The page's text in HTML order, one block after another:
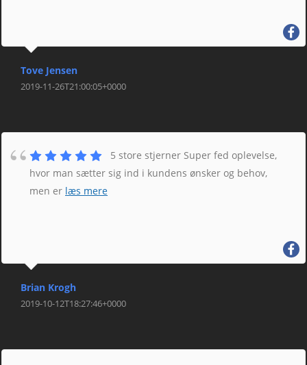
Tove Jensen
2019-11-26T21:00:05+0000
5 store stjerner Super fed oplevelse,
hvor man sætter sig ind i kundens ønsker og behov,
men er læs mere
Brian Krogh
2019-10-12T18:27:46+0000